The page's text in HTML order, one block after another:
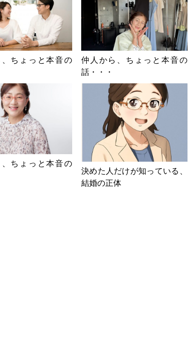
ちょっと本音の
仲人から、ちょっと本音の
話・・・
ちょっと本音の
決めた人だけが知っている、
結婚の正体